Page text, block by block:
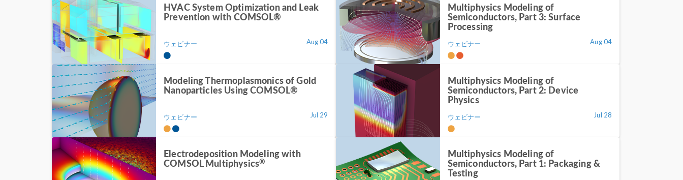
HVAC System Optimization and Leak
Prevention with COMSOL®
ウェビナー Aug 04
Multiphysics Modeling of
Semiconductors, Part 3: Surface
Processing
ウェビナー Aug 04
Modeling Thermoplasmonics of Gold
Nanoparticles Using COMSOL®
ウェビナー Jul 29
Multiphysics Modeling of
Semiconductors, Part 2: Device
Physics
ウェビナー Jul 28
Electrodeposition Modeling with
COMSOL Multiphysics®
Multiphysics Modeling of
Semiconductors, Part 1: Packaging &
Testing